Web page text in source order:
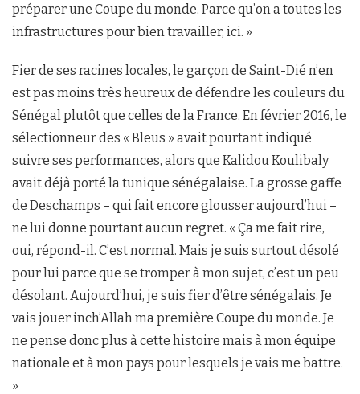
préparer une Coupe du monde. Parce qu’on a toutes les
infrastructures pour bien travailler, ici. »
Fier de ses racines locales, le garçon de Saint-Dié n’en
est pas moins très heureux de défendre les couleurs du
Sénégal plutôt que celles de la France. En février 2016, le
sélectionneur des « Bleus » avait pourtant indiqué
suivre ses performances, alors que Kalidou Koulibaly
avait déjà porté la tunique sénégalaise. La grosse gaffe
de Deschamps – qui fait encore glousser aujourd’hui –
ne lui donne pourtant aucun regret. « Ça me fait rire,
oui, répond-il. C’est normal. Mais je suis surtout désolé
pour lui parce que se tromper à mon sujet, c’est un peu
désolant. Aujourd’hui, je suis fier d’être sénégalais. Je
vais jouer inch’Allah ma première Coupe du monde. Je
ne pense donc plus à cette histoire mais à mon équipe
nationale et à mon pays pour lesquels je vais me battre.
»